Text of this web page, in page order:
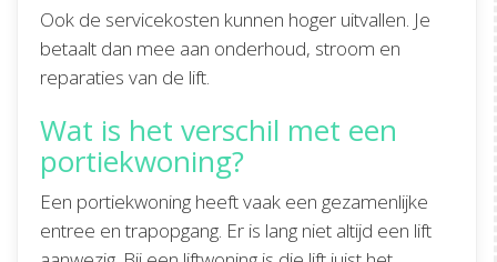
Ook de servicekosten kunnen hoger uitvallen. Je
betaalt dan mee aan onderhoud, stroom en
reparaties van de lift.
Wat is het verschil met een
portiekwoning?
Een portiekwoning heeft vaak een gezamenlijke
entree en trapopgang. Er is lang niet altijd een lift